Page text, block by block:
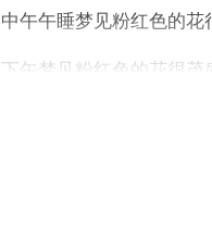
中午午睡梦见粉红色的花
下午梦见粉红色的花很茂